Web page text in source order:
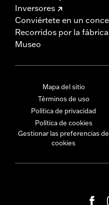
Inversores
Conviértete en un
Recorridos por la fábrica
Museo
Mapa del sitio
Términos de uso
Política de privacidad
Política de cookies
Gestionar las preferencias de
cookies